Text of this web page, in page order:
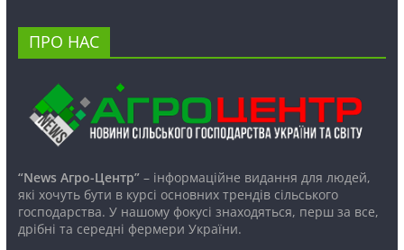
ПРО НАС
“News Агро-Центр”– інформаційне видання для людей,
які хочуть бути в курсі основних трендів сільського
господарства. У нашому фокусі знаходяться, перш за все,
дрібні та середні фермери України.